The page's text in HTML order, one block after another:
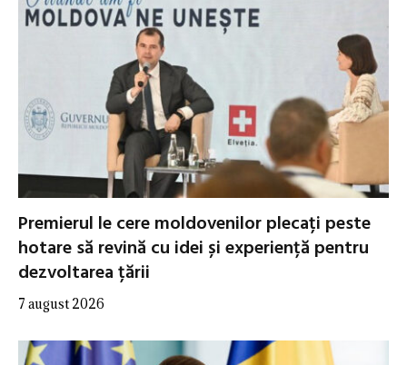
Premierul le cere moldovenilor plecați peste
hotare să revină cu idei și experiență pentru
dezvoltarea țării
7 august 2026